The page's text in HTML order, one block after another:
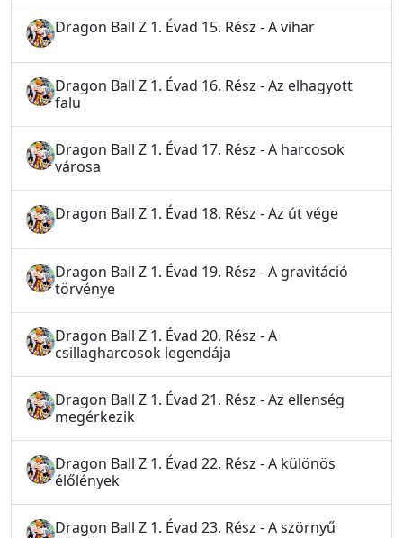
Dragon Ball Z 1. Évad 15. Rész - A vihar
Dragon Ball Z 1. Évad 16. Rész - Az elhagyott
falu
Dragon Ball Z 1. Évad 17. Rész - A harcosok
városa
Dragon Ball Z 1. Évad 18. Rész - Az út vége
Dragon Ball Z 1. Évad 19. Rész - A gravitáció
törvénye
Dragon Ball Z 1. Évad 20. Rész - A
csillagharcosok legendája
Dragon Ball Z 1. Évad 21. Rész - Az ellenség
megérkezik
Dragon Ball Z 1. Évad 22. Rész - A különös
élőlények
Dragon Ball Z 1. Évad 23. Rész - A szörnyű